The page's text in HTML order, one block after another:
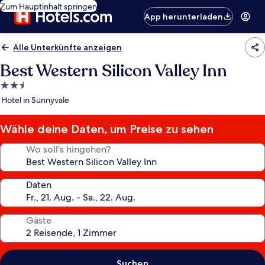
Zum Hauptinhalt springen
App herunterladen
Alle Unterkünfte anzeigen
Best Western Silicon Valley Inn
2.5-
Sterne-
Hotel in Sunnyvale
Wähle deine Daten, um Preise zu sehen
Wo soll’s hingehen?
Daten
Gäste